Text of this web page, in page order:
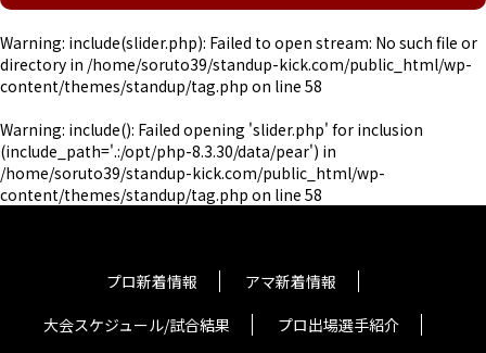
Warning: include(slider.php): Failed to open stream: No such file or
directory in /home/soruto39/standup-kick.com/public_html/wp-
content/themes/standup/tag.php on line 58
Warning: include(): Failed opening 'slider.php' for inclusion
(include_path='.:/opt/php-8.3.30/data/pear') in
/home/soruto39/standup-kick.com/public_html/wp-
content/themes/standup/tag.php on line 58
プロ新着情報
アマ新着情報
大会スケジュール/試合結果
プロ出場選手紹介